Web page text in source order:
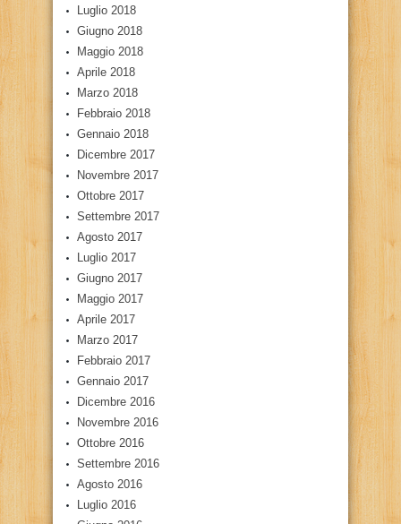
Luglio 2018
Giugno 2018
Maggio 2018
Aprile 2018
Marzo 2018
Febbraio 2018
Gennaio 2018
Dicembre 2017
Novembre 2017
Ottobre 2017
Settembre 2017
Agosto 2017
Luglio 2017
Giugno 2017
Maggio 2017
Aprile 2017
Marzo 2017
Febbraio 2017
Gennaio 2017
Dicembre 2016
Novembre 2016
Ottobre 2016
Settembre 2016
Agosto 2016
Luglio 2016